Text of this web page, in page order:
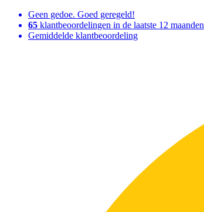
Geen gedoe. Goed geregeld!
65 klantbeoordelingen in de laatste 12 maanden
Gemiddelde klantbeoordeling